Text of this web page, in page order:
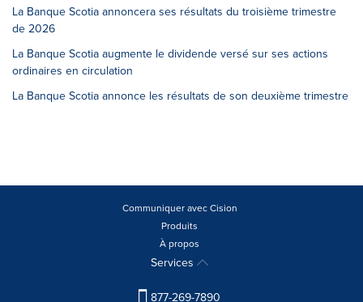
La Banque Scotia annoncera ses résultats du troisième trimestre
de 2026
La Banque Scotia augmente le dividende versé sur ses actions
ordinaires en circulation
La Banque Scotia annonce les résultats de son deuxième trimestre
Communiquer avec Cision
Produits
À propos
Services
877-269-7890